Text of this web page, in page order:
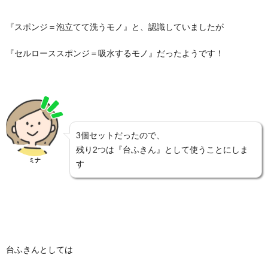
『スポンジ＝泡立てて洗うモノ』と、認識していましたが
『セルローススポンジ＝吸水するモノ』だったようです！
ミナ
3個セットだったので、
残り2つは『台ふきん』として使うことにしま
す
台ふきんとしては